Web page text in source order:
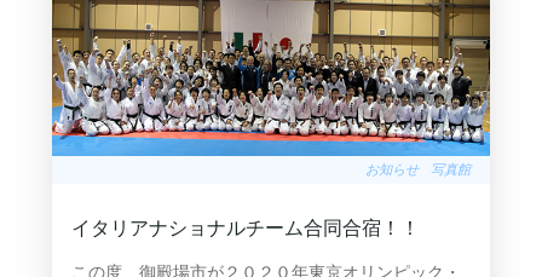
お知らせ 写真館
イタリアナショナルチーム合同合宿！！
この度、御殿場市が２０２０年東京オリンピック・